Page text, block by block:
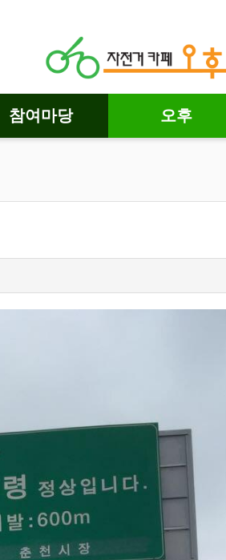
참여마당 오후